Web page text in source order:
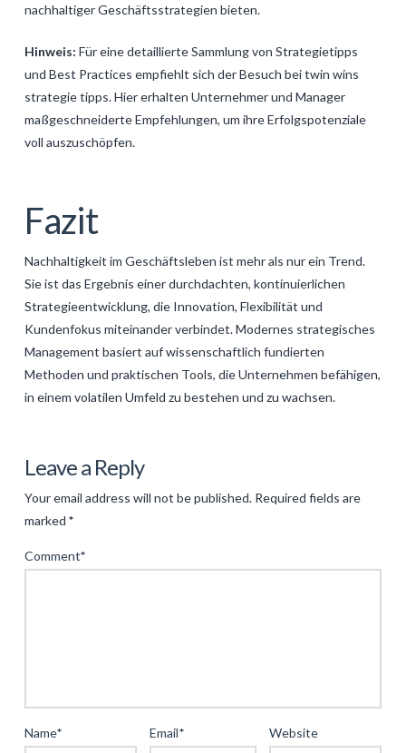
nachhaltiger Geschäftsstrategien bieten.
Hinweis: Für eine detaillierte Sammlung von Strategietipps
und Best Practices empfiehlt sich der Besuch bei twin wins
strategie tipps. Hier erhalten Unternehmer und Manager
maßgeschneiderte Empfehlungen, um ihre Erfolgspotenziale
voll auszuschöpfen.
Fazit
Nachhaltigkeit im Geschäftsleben ist mehr als nur ein Trend.
Sie ist das Ergebnis einer durchdachten, kontinuierlichen
Strategieentwicklung, die Innovation, Flexibilität und
Kundenfokus miteinander verbindet. Modernes strategisches
Management basiert auf wissenschaftlich fundierten
Methoden und praktischen Tools, die Unternehmen befähigen,
in einem volatilen Umfeld zu bestehen und zu wachsen.
Strategien
für
nachhaltigen
Ein
Methoden04.17.2025
Leave a Reply
Your email address will not be published. Required fields are
marked *
Comment*
Name* Email* Website